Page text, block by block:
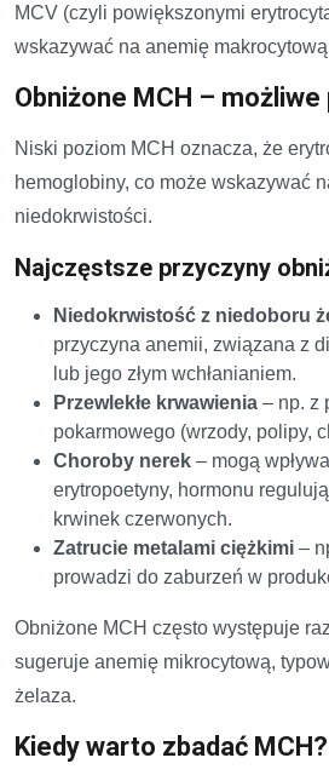
MCV (czyli powiększonymi
wskazywać na anemię
Obniżone MCH –
Niski poziom MCH oznacza, że
hemoglobiny, co może wskazywać
niedokrwistości.
Najczęstsze przyczyny
Niedokrwistość z niedoboru
przyczyna anemii, związana z
lub jego złym wchłanianiem.
Przewlekłe krwawienia – np. z
pokarmowego (wrzody, polipy,
Choroby nerek – mogą
erytropoetyny, hormonu
krwinek czerwonych.
Zatrucie metalami ciężkimi –
prowadzi do zaburzeń w
Obniżone MCH często występuje
sugeruje anemię mikrocytową,
żelaza.
Kiedy warto zbadać MCH?